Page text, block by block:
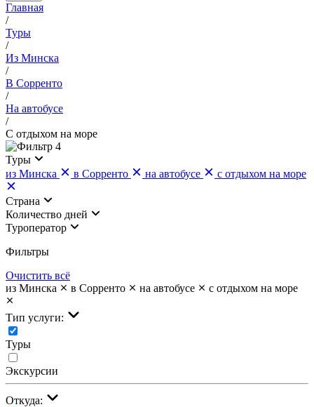
Главная
/
Туры
/
Из Минска
/
В Сорренто
/
На автобусе
/
С отдыхом на море
4
Туры
из Минска
в Сорренто на автобусе с отдыхом на море
Страна
Количество дней
Туроператор
Фильтры
Очистить всё
из Минска
в Сорренто на автобусе с отдыхом на море
Тип услуги:
Туры
Экскурсии
Откуда: